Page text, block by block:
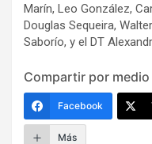
Marín, Leo González,
Douglas Sequeira,
Saborío, y el DT
Compartir por medio
Facebook
Más